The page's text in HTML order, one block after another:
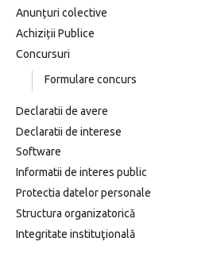
Anunțuri colective
Achiziții Publice
Concursuri
Formulare concurs
Declaratii de avere
Declaratii de interese
Software
Informatii de interes public
Protectia datelor personale
Structura organizatorică
Integritate instituţională